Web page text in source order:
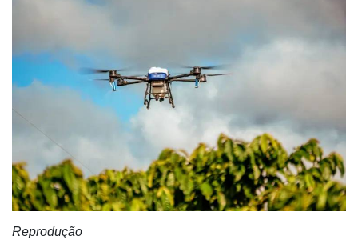
Reprodução